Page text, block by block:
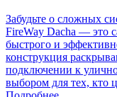
Забудьте о сложных
FireWay Dacha — это
быстрого и
конструкция
подключении к
выбором для тех, кто